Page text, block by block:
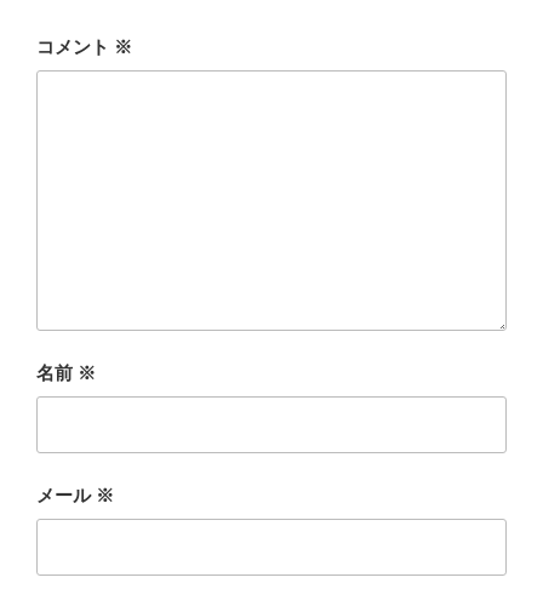
コメント ※
名前 ※
メール ※